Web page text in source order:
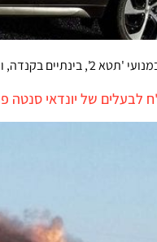
את המכירה של 'קונה' החשמלית.